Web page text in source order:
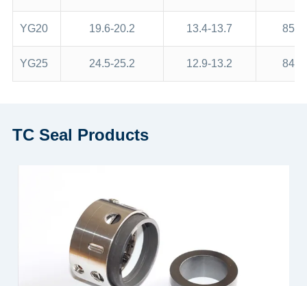
YG20 19.6-20.2 13.4-13.7
YG25 24.5-25.2 12.9-13.2
TC Seal Products